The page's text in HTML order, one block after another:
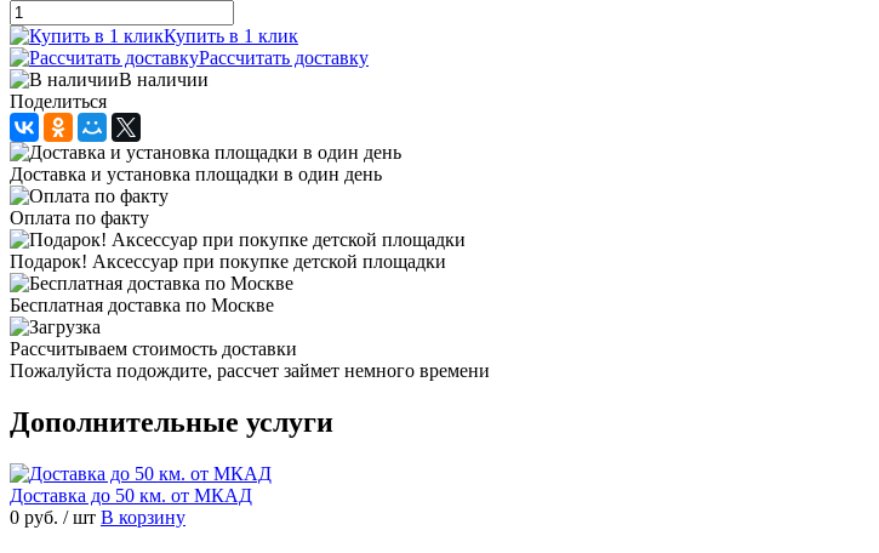
Купить в 1 клик
Рассчитать доставку
В наличии
Поделиться
Доставка и установка площадки в один день
Оплата по факту
Подарок! Аксессуар при покупке детской площадки
Бесплатная доставка по Москве
Рассчитываем стоимость доставки
Пожалуйста подождите, рассчет займет немного времени
Дополнительные услуги
Доставка до 50 км. от МКАД
0 руб. / шт В корзину